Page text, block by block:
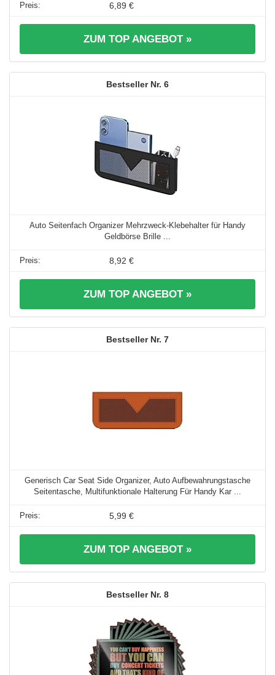
6,89 €
ZUM TOP ANGEBOT »
6
Auto Seitenfach Organizer Mehrzweck-Klebehalter für Handy
Geldbörse Brille ...
8,92 €
ZUM TOP ANGEBOT »
7
Generisch Car Seat Side Organizer, Auto Aufbewahrungstasche
Seitentasche, Multifunktionale Halterung Für Handy Kar ...
5,99 €
ZUM TOP ANGEBOT »
8